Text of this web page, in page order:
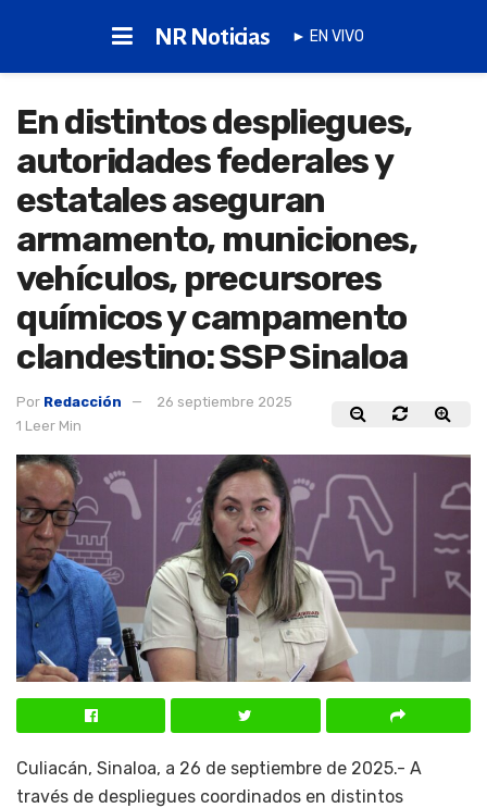
NR Noticias ► EN VIVO
En distintos despliegues,
autoridades federales y
estatales aseguran
armamento, municiones,
vehículos, precursores
químicos y campamento
clandestino: SSP Sinaloa
Por Redacción
26 septiembre 2025
1 Leer Min
Culiacán, Sinaloa, a 26 de septiembre de 2025.- A
través de despliegues coordinados en distintos